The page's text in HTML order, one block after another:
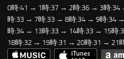
0時:41 → 1時:37 → 2時:36 → 3時
時:33 → 7時:33 → 8時:34 → 9時:34
時:34 → 13時:33 → 14時:33 → 15時
18時:32 → 19時:31 → 20時:31 → 21